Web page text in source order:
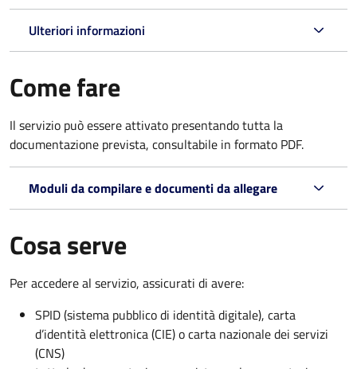
Ulteriori informazioni
Come fare
Il servizio può essere attivato presentando tutta la
documentazione prevista, consultabile in formato PDF.
Moduli da compilare e documenti da allegare
Cosa serve
Per accedere al servizio, assicurati di avere:
SPID (sistema pubblico di identità digitale), carta
d’identità elettronica (CIE) o carta nazionale dei servizi
(CNS)